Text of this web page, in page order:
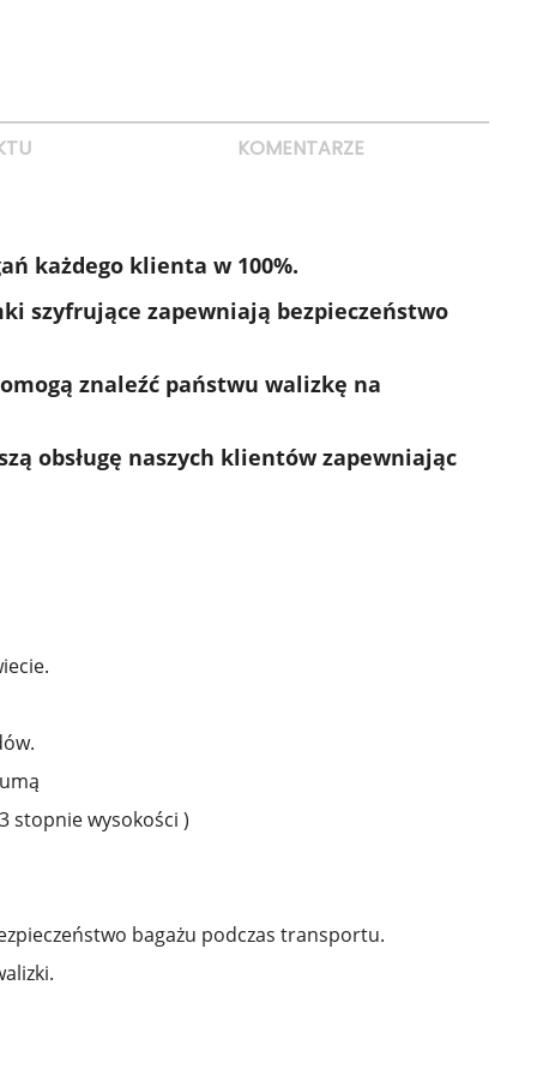
KOMENTARZE
każdego klienta w 100%.
szyfrujące zapewniają bezpieczeństwo
znaleźć państwu walizkę na
obsługę naszych klientów zapewniając
stopnie wysokości )
bagażu podczas transportu.